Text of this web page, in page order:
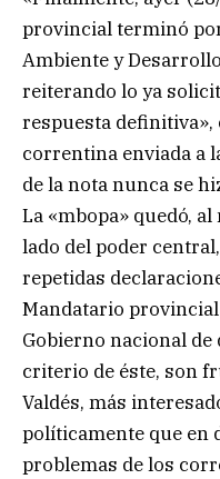
provincial terminó
Ambiente y
reiterando lo ya
respuesta
correntina enviada a
de la nota nunca se
La «mbopa» quedó,
lado del poder
repetidas
Mandatario
Gobierno nacional
criterio de éste, son
Valdés, más
políticamente que en
problemas de los